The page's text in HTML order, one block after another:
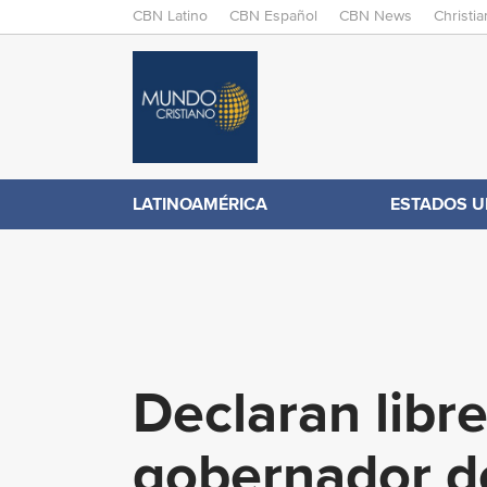
M
N
E
CBN Latino CBN Español CBN News
C
B
N
.
m
LATINOAMÉRICA ESTADOS
Declaran